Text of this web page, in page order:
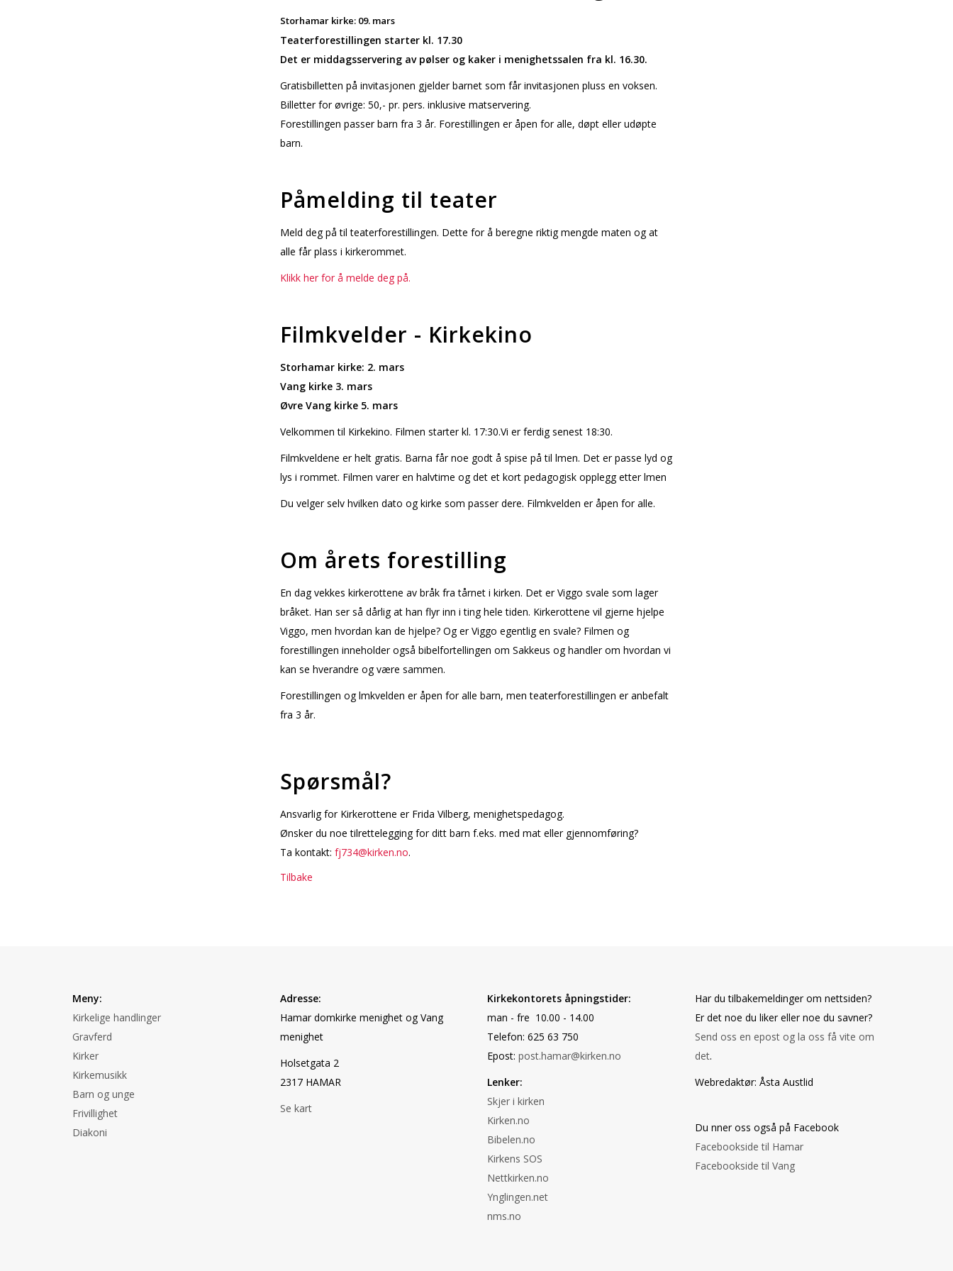
Storhamar kirke: 09. mars
Teaterforestillingen starter kl. 17.30
Det er middagsservering av pølser og kaker i menighetssalen fra kl. 16.30.
Gratisbilletten på invitasjonen gjelder barnet som får invitasjonen pluss en voksen.
Billetter for øvrige: 50,- pr. pers. inklusive matservering.
Forestillingen passer barn fra 3 år. Forestillingen er åpen for alle, døpt eller udøpte
barn.
Påmelding til teater
Meld deg på til teaterforestillingen. Dette for å beregne riktig mengde maten og at
alle får plass i kirkerommet.
Klikk her for å melde deg på.
Filmkvelder - Kirkekino
Storhamar kirke: 2. mars
Vang kirke 3. mars
Øvre Vang kirke 5. mars
Velkommen til Kirkekino. Filmen starter kl. 17:30.Vi er ferdig senest 18:30.
Filmkveldene er helt gratis. Barna får noe godt å spise på til filmen. Det er passe lyd og
lys i rommet. Filmen varer en halvtime og det et kort pedagogisk opplegg etter filmen
Du velger selv hvilken dato og kirke som passer dere. Filmkvelden er åpen for alle.
Om årets forestilling
En dag vekkes kirkerottene av bråk fra tårnet i kirken. Det er Viggo svale som lager
bråket. Han ser så dårlig at han flyr inn i ting hele tiden. Kirkerottene vil gjerne hjelpe
Viggo, men hvordan kan de hjelpe? Og er Viggo egentlig en svale? Filmen og
forestillingen inneholder også bibelfortellingen om Sakkeus og handler om hvordan vi
kan se hverandre og være sammen.
Forestillingen og filmkvelden er åpen for alle barn, men teaterforestillingen er anbefalt
fra 3 år.
Spørsmål?
Ansvarlig for Kirkerottene er Frida Vilberg, menighetspedagog.
Ønsker du noe tilrettelegging for ditt barn f.eks. med mat eller gjennomføring?
Ta kontakt: fj734@kirken.no.
Tilbake
Meny:
Kirkelige handlinger
Gravferd
Kirker
Kirkemusikk
Barn og unge
Frivillighet
Diakoni
Adresse:
Hamar domkirke menighet og Vang
menighet
Holsetgata 2
2317 HAMAR
Se kart
Kirkekontorets åpningstider:
man - fre 10.00 - 14.00
Telefon: 625 63 750
Epost: post.hamar@kirken.no
Lenker:
Skjer i kirken
Kirken.no
Bibelen.no
Kirkens SOS
Nettkirken.no
Ynglingen.net
nms.no
Har du tilbakemeldinger om nettsiden?
Er det noe du liker eller noe du savner?
Send oss en epost og la oss få vite om
det.
Webredaktør: Åsta Austlid
Du finner oss også på Facebook
Facebookside til Hamar
Facebookside til Vang